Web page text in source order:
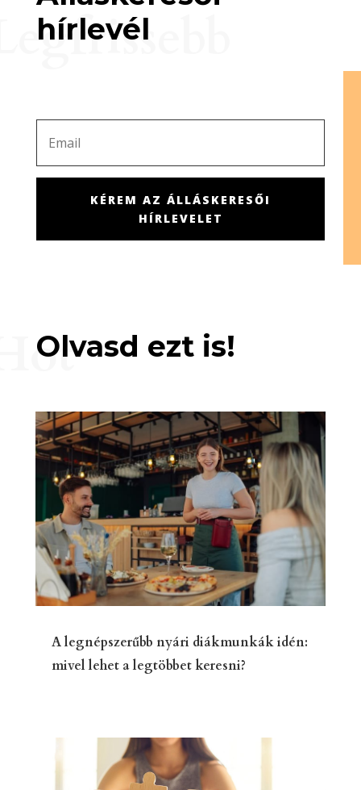
hírlevél
KÉREM AZ ÁLLÁSKERESŐI
HÍRLEVELET
Olvasd ezt is!
A legnépszerűbb nyári diákmunkák idén:
mivel lehet a legtöbbet keresni?